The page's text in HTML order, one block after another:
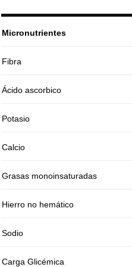
Micronutrientes
Fibra
Ácido ascorbico
Potasio
Calcio
Grasas monoinsaturadas
Hierro no hemático
Sodio
Carga Glicémica